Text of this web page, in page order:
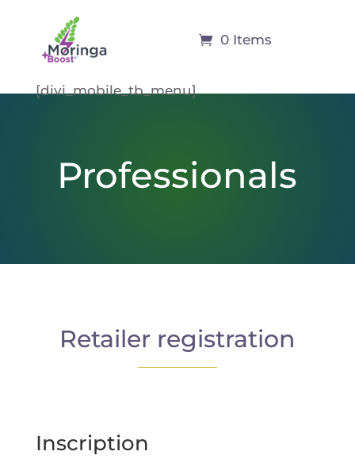
0 Items
[divi_mobile_tb_menu]
Professionals
Retailer registration
Inscription